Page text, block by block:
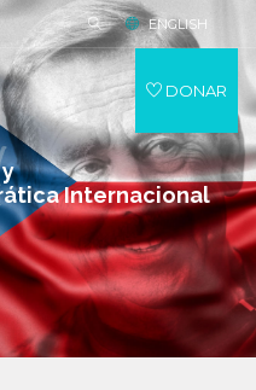
Internacional
ENGLISH
DONAR